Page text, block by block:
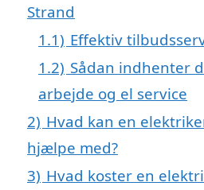
Strand
1.1) Effektiv
1.2) Sådan indhenter
arbejde og el service
2) Hvad kan en
hjælpe med?
3) Hvad koster en